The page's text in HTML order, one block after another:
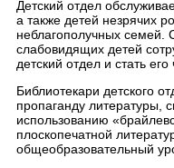
Детский отдел
а также детей незрячих
неблагополучных
слабовидящих детей
детский отдел и стать
Библиотекари детского
пропаганду литературы,
использованию
плоскопечатной
общеобразовательный